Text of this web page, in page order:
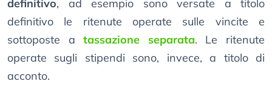
definitivo, ad esempio sono versate a titolo
definitivo le ritenute operate sulle vincite e
sottoposte atassazione separata. Le ritenute
operate sugli stipendi sono, invece, a titolo di
acconto.